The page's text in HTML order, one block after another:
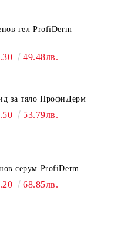
гел ProfiDerm
49.48лв.
за тяло ПрофиДерм
53.79лв.
серум ProfiDerm
68.85лв.